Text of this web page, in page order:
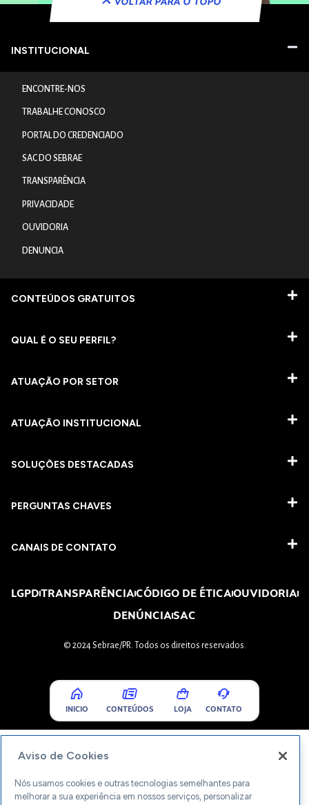
INSTITUCIONAL
ENCONTRE-NOS
TRABALHE CONOSCO
PORTAL DO CREDENCIADO
SAC DO SEBRAE
TRANSPARÊNCIA
PRIVACIDADE
OUVIDORIA
DENUNCIA
CONTEÚDOS GRATUITOS
QUAL É O SEU PERFIL?
ATUAÇÃO POR SETOR
ATUAÇÃO INSTITUCIONAL
SOLUÇÕES DESTACADAS
PERGUNTAS CHAVES​
CANAIS DE CONTATO
LGPDTRANSPARÊNCIACÓDIGO DE ÉTICAOUVIDORIA
DENÚNCIASAC
© 2024 Sebrae/PR. Todos os direitos reservados.
INICIO CONTEÚDOS LOJA CONTATO
Aviso de Cookies
Nós usamos cookies e outras tecnologias semelhantes para
melhorar a sua experiência em nossos serviços, personalizar